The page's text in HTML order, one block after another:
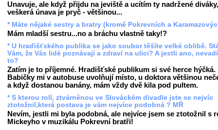
Unavuje, ale když přijdu na jeviště a ucítím ty nadržené diváky,
veškerá únava je pryč - většinou...
* Máte nějaké sestry a bratry (kromě Pokrevních a
Mám mladší sestru...no a bráchu vlastně taky!?
* U hraďišťského publika se jako soubor těšíte velké oblibě.
Vám, že Vás lidé poznávají a zdraví na ulici? A jestli ano,
to?
Zatím je to příjemné. Hradišťské publikum si své herce hýčká.
Babičky mi v autobuse uvolňují místo, u doktora většinou
a když dostanou banány, mám vždy dvě kila pod pultem.
* S kterou rolí, ztvárněnou ve Slováckém divadle jste se nejvíc
ztotožnil,která postava je vám nejvíce podobná ? MŘ
Nevím, jestli mi byla podobná, ale nejvíce jsem se ztotožnil s
Mickeyho v muzikálu Pokrevní bratři!